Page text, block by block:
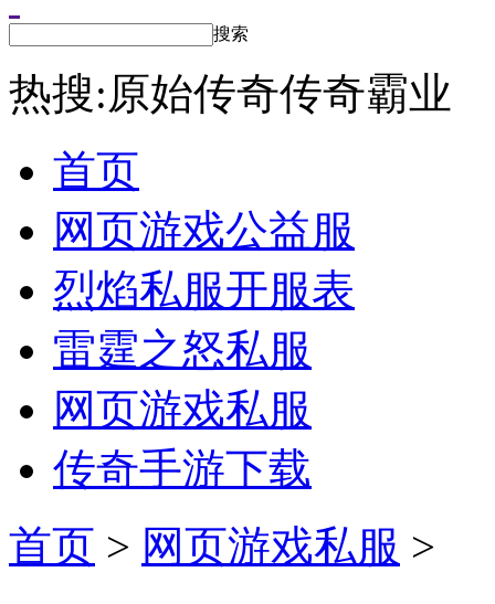
搜索
热搜:原始传奇传奇霸业
首页
网页游戏公益服
烈焰私服开服表
雷霆之怒私服
网页游戏私服
传奇手游下载
首页 > 网页游戏私服 >